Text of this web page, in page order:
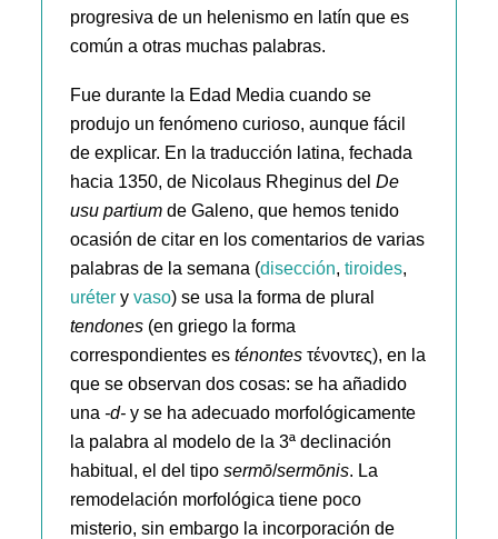
progresiva de un helenismo en latín que es
común a otras muchas palabras.
Fue durante la Edad Media cuando se
produjo un fenómeno curioso, aunque fácil
de explicar. En la traducción latina, fechada
hacia 1350, de Nicolaus Rheginus delDe
usu partium de Galeno, que hemos tenido
ocasión de citar en los comentarios de varias
palabras de la semana (disección,tiroides,
uréter yvaso) se usa la forma de plural
tendones (en griego la forma
correspondientes esténontes τένοντες), en la
que se observan dos cosas: se ha añadido
una -d- y se ha adecuado morfológicamente
la palabra al modelo de la 3ª declinación
habitual, el del tiposermō/sermōnis. La
remodelación morfológica tiene poco
misterio, sin embargo la incorporación de